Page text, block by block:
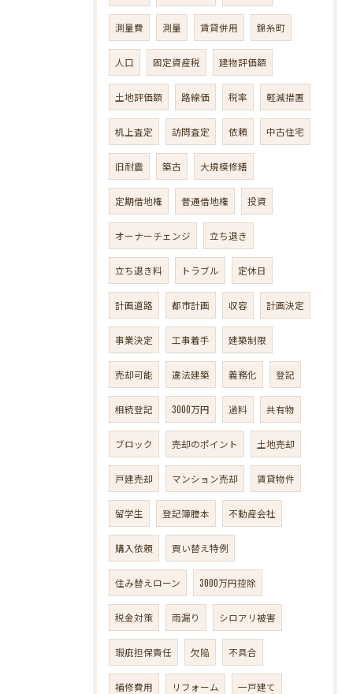
測量費 測量 賃貸併用 錦糸町
人口 固定資産税 建物評価額
土地評価額 路線価 税率 軽減措置
机上査定 訪問査定 依頼 中古住宅
旧耐震 築古 大規模修繕
定期借地権 普通借地権 投資
オーナーチェンジ 立ち退き
立ち退き料 トラブル 定休日
計画道路 都市計画 収容 計画決定
事業決定 工事着手 建築制限
売却可能 違法建築 義務化 登記
相続登記 3000万円 過料 共有物
ブロック 売却のポイント 土地売却
戸建売却 マンション売却 賃貸物件
留学生 登記簿謄本 不動産会社
購入依頼 買い替え特例
住み替えローン 3000万円控除
税金対策 雨漏り シロアリ被害
瑕疵担保責任 欠陥 不具合
補修費用 リフォーム 一戸建て